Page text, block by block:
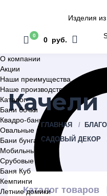
Изделия
0
0 руб.
О компании
Акции
Наши преимущества
Наше производство
Каталог
Бани бочки
Квадро-бани
Овальные бани
Бани бунгало
Мобильные бани
Срубовые бани
Баня Куб
Кемпинги
Летние домики
Качели
ГЛАВНАЯ
САДОВЫЙ ДЕКОР
Каталог товаров